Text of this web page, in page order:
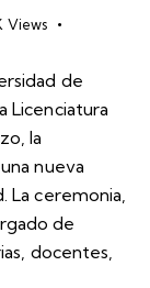
Views
de
Licenciatura
la
nueva
La ceremonia,
de
docentes,